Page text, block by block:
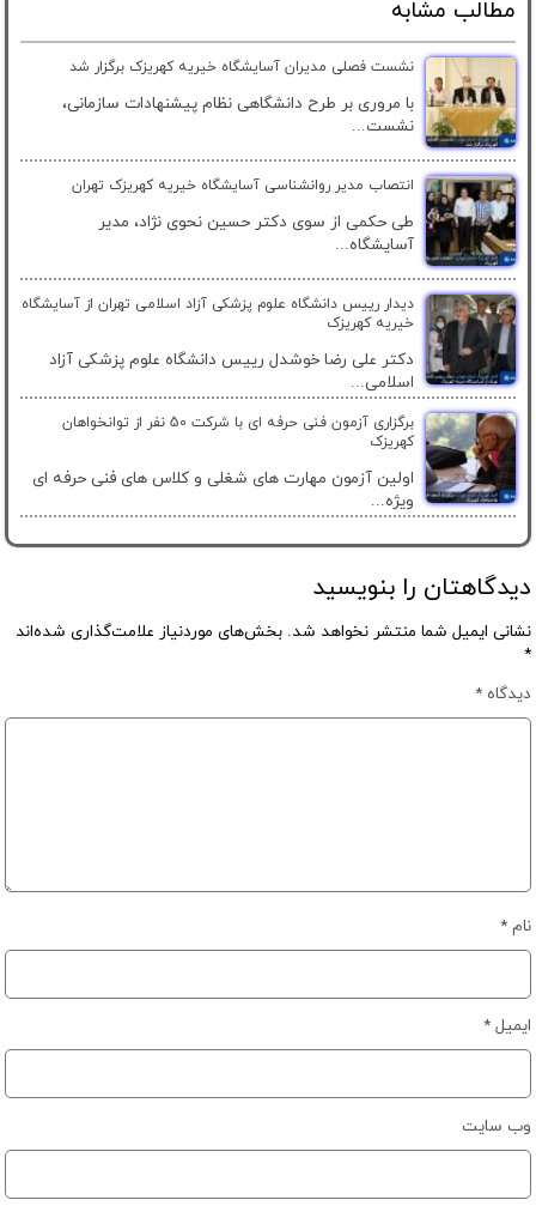
مطالب مشابه
نشست فصلی مدیران آسایشگاه خیریه کهریزک برگزار شد
با مروری بر طرح دانشگاهی نظام پیشنهادات سازمانی،
نشست...
انتصاب مدیر روانشناسی آسایشگاه خیریه کهریزک تهران
طی حکمی از سوی دکتر حسین نحوی نژاد، مدیر
آسایشگاه...
دیدار رییس دانشگاه علوم پزشکی آزاد اسلامی تهران از آسایشگاه
خیریه کهریزک
دکتر علی رضا خوشدل رییس دانشگاه علوم پزشکی آزاد
اسلامی...
برگزاری آزمون فنی حرفه ای با شرکت 50 نفر از توانخواهان
کهریزک
اولین آزمون مهارت های شغلی و کلاس های فنی حرفه ای
ویژه...
دیدگاهتان را بنویسید
نشانی ایمیل شما منتشر نخواهد شد. بخش‌های موردنیاز علامت‌گذاری شده‌اند
*
دیدگاه*
نام*
ایمیل*
وب‌ سایت